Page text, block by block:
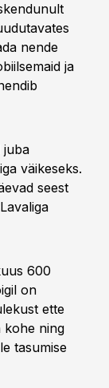
nende
ja
juba
väikeseks.
seest
600
on
ette
kohe ning
tasumise